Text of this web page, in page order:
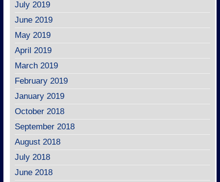
July 2019
June 2019
May 2019
April 2019
March 2019
February 2019
January 2019
October 2018
September 2018
August 2018
July 2018
June 2018